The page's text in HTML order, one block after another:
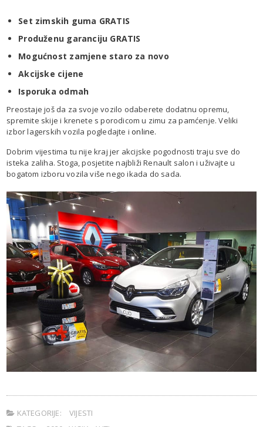
Set zimskih guma GRATIS
Produženu garanciju GRATIS
Mogućnost zamjene staro za novo
Akcijske cijene
Isporuka odmah
Preostaje još da za svoje vozilo odaberete dodatnu opremu,
spremite skije i krenete s porodicom u zimu za pamćenje. Veliki
izbor lagerskih vozila pogledajte ionline.
Dobrim vijestima tu nije kraj jer akcijske pogodnosti traju sve do
isteka zaliha. Stoga, posjetite najbliži Renault salon i uživajte u
bogatom izboru vozila više nego ikada do sada.
KATEGORIJE:
VIJESTI